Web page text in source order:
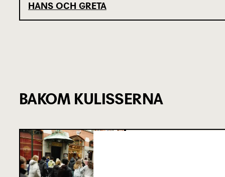
HANS OCH GRETA
BAKOM KULISSERNA
SJU